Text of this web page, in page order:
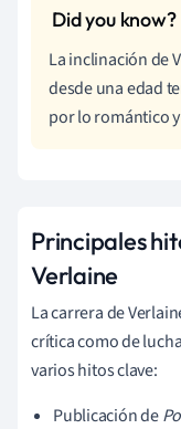
La inclinación de
desde una edad
por lo romántico
Principales
Verlaine
La carrera de
crítica como de
varios hitos clave:
Publicación de